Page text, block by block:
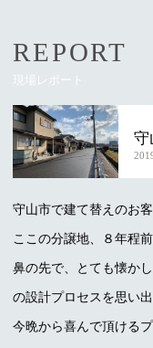
REPORT
現場レポート
守
守山市で建て替えのお
ここの分譲地、８年程
鼻の先で、とても懐か
の設計プロセスを思い
今晩から喜んで頂ける